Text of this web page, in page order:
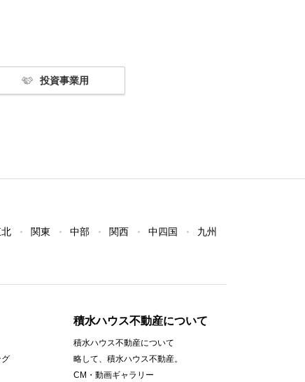
投資事業用
関東 中部 関西 中四国 九州
積水ハウス不動産について
積水ハウス不動産について
略して、積水ハウス不動産。
CM・動画ギャラリー